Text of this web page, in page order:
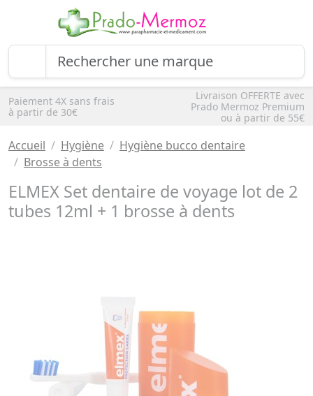
Paiement 4X sans frais
à partir de 30€
Livraison OFFERTE avec
Prado Mermoz Premium
ou à partir de 55€
Accueil Hygiène
Hygiène bucco dentaire
Brosse à dents
ELMEX Set dentaire de voyage lot de 2
tubes 12ml + 1 brosse à dents